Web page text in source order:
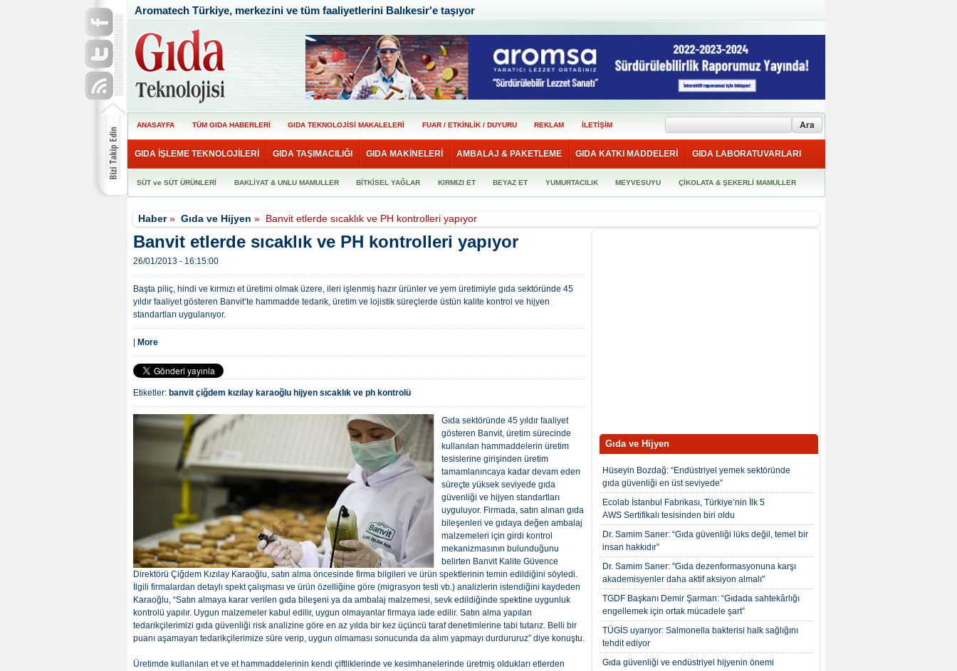
Aromatech Türkiye, merkezini ve tüm faaliyetlerini Balıkesir'e taşıyor
ANASAYFA TÜM GIDA HABERLERİ GIDA TEKNOLOJİSİ MAKALELERİ FUAR / ETKİNLİK / DUYURU REKLAM İLETİŞİM
GIDA İŞLEME TEKNOLOJİLERİ GIDA TAŞIMACILIĞI GIDA MAKİNELERİ AMBALAJ & PAKETLEME GIDA KATKI MADDELERİ GIDA LABORATUVARLARI
SÜT ve SÜT ÜRÜNLERİ BAKLİYAT & UNLU MAMULLER BİTKİSEL YAĞLAR KIRMIZI ET BEYAZ ET YUMURTACILIK MEYVESUYU ÇİKOLATA & ŞEKERLİ MAMULLER
Haber»Gıda ve Hijyen » Banvit etlerde sıcaklık ve PH kontrolleri yapıyor
Gıda ve Hijyen
Hüseyin Bozdağ: “Endüstriyel yemek sektöründe
gıda güvenliği en üst seviyede”
Ecolab İstanbul Fabrikası, Türkiye’nin İlk 5
AWS Sertifikalı tesisinden biri oldu
Dr. Samim Saner: “Gıda güvenliği lüks değil, temel bir
insan hakkıdır”
Dr. Samim Saner: "Gıda dezenformasyonuna karşı
akademisyenler daha aktif aksiyon almalı"
TGDF Başkanı Demir Şarman: “Gıdada sahtekârlığı
engellemek için ortak mücadele şart”
TÜGİS uyarıyor: Salmonella bakterisi halk sağlığını
tehdit ediyor
Gıda güvenliği ve endüstriyel hijyenin önemi
Banvit etlerde sıcaklık ve PH kontrolleri yapıyor
26/01/2013 - 16:15:00
Başta piliç, hindi ve kırmızı et üretimi olmak üzere, ileri işlenmiş hazır ürünler ve yem üretimiyle gıda sektöründe 45
yıldır faaliyet gösteren Banvit’te hammadde tedarik, üretim ve lojistik süreçlerde üstün kalite kontrol ve hijyen
standartları uygulanıyor.
More
Etiketler: banvit çiğdem kızılay karaoğlu hijyen sıcaklık ve ph kontrolü
Gıda sektöründe 45 yıldır faaliyet
gösteren Banvit, üretim sürecinde
kullanılan hammaddelerin üretim
tesislerine girişinden üretim
tamamlanıncaya kadar devam eden
süreçte yüksek seviyede gıda
güvenliği ve hijyen standartları
uyguluyor. Firmada, satın alınan gıda
bileşenleri ve gıdaya değen ambalaj
malzemeleri için girdi kontrol
mekanizmasının bulunduğunu
belirten Banvit Kalite Güvence
Direktörü Çiğdem Kızılay Karaoğlu, satın alma öncesinde firma bilgileri ve ürün spektlerinin temin edildiğini söyledi.
İlgili firmalardan detaylı spekt çalışması ve ürün özelliğine göre (migrasyon testi vb.) analizlerin istendiğini kaydeden
Karaoğlu, “Satın almaya karar verilen gıda bileşeni ya da ambalaj malzemesi, sevk edildiğinde spektine uygunluk
kontrolü yapılır. Uygun malzemeler kabul edilir, uygun olmayanlar firmaya iade edilir. Satın alma yapılan
tedarikçilerimizi gıda güvenliği risk analizine göre en az yılda bir kez üçüncü taraf denetimlerine tabi tutarız. Belli bir
puanı aşamayan tedarikçilerimize süre verip, uygun olmaması sonucunda da alım yapmayı durdururuz” diye konuştu.
Üretimde kullanılan et ve et hammaddelerinin kendi çiftliklerinde ve kesimhanelerinde üretmiş oldukları etlerden